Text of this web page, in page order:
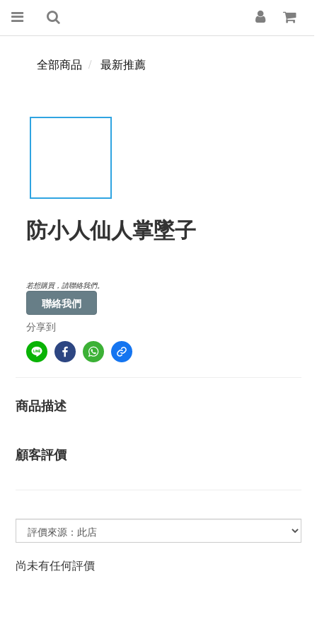
全部商品 最新推薦
防小人仙人掌墜子
若想購買，請聯絡我們。
聯絡我們
分享到
商品描述
顧客評價
尚未有任何評價